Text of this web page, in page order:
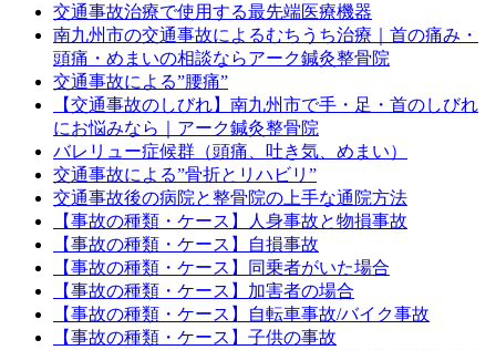
交通事故治療で使用する最先端医療機器
南九州市の交通事故によるむちうち治療｜首の痛み・
頭痛・めまいの相談ならアーク鍼灸整骨院
交通事故による”腰痛”
【交通事故のしびれ】南九州市で手・足・首のしびれ
にお悩みなら｜アーク鍼灸整骨院
バレリュー症候群（頭痛、吐き気、めまい）
交通事故による”骨折とリハビリ”
交通事故後の病院と整骨院の上手な通院方法
【事故の種類・ケース】人身事故と物損事故
【事故の種類・ケース】自損事故
【事故の種類・ケース】同乗者がいた場合
【事故の種類・ケース】加害者の場合
【事故の種類・ケース】自転車事故/バイク事故
【事故の種類・ケース】子供の事故